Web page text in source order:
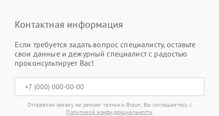
Контактная информация
Если требуется задать вопрос специалисту, оставьте
свои данные и дежурный специалист с радостью
проконсультирует Вас!
Отправляя заявку на ремонт техники Braun, Вы соглашаетесь с
Политикой конфиденциальности